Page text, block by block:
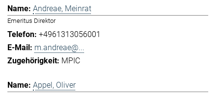
Andreae, Meinrat
Emeritus Direktor
+4961313056001
m.andreae@...
MPIC
Appel, Oliver